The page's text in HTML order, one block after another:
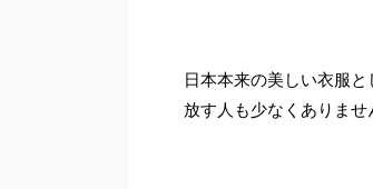
日本本来の美しい衣服
放す人も少なくありませ